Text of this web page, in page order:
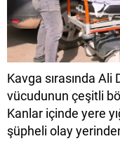
Kavga sırasında
vücudunun çeşitli
Kanlar içinde yere
şüpheli olay